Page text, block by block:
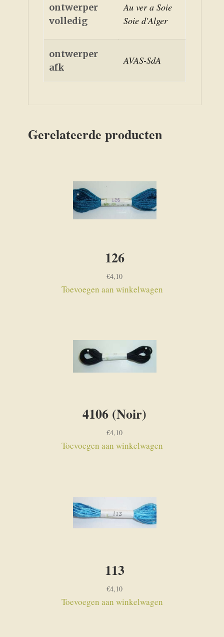
ontwerper
volledig
Au ver a Soie
Soie d'Alger
ontwerper
afk
AVAS-SdA
Gerelateerde producten
126
€4,10
Toevoegen aan winkelwagen
4106 (Noir)
€4,10
Toevoegen aan winkelwagen
113
€4,10
Toevoegen aan winkelwagen